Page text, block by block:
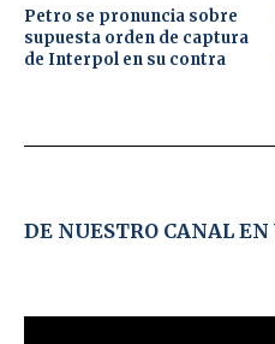
Petro se pronuncia sobre
supuesta orden de captura
de Interpol en su contra
DE NUESTRO CANAL EN